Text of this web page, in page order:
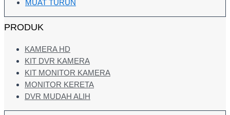
MUAT TURUN
PRODUK
KAMERA HD
KIT DVR KAMERA
KIT MONITOR KAMERA
MONITOR KERETA
DVR MUDAH ALIH